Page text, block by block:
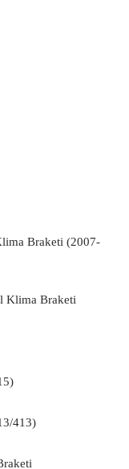
Braketi (2007-
Klima Braketi
413)